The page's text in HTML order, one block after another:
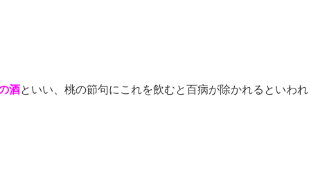
酒といい、桃の節句にこれを飲むと百病が除かれるといわれ